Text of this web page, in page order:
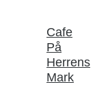
Cafe
På
Herrens
Mark